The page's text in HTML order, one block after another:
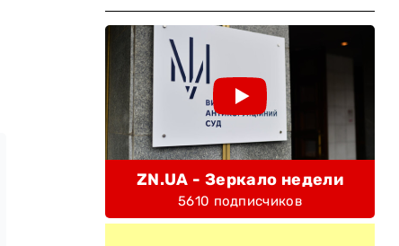
ZN.UA - Зеркало недели
5610 подписчиков